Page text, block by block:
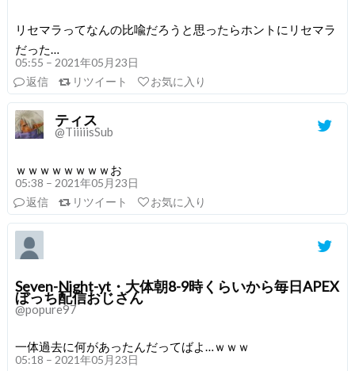
リセマラってなんの比喩だろうと思ったらホントにリセマラ
だった…
05:55 – 2021年05月23日
返信
リツイート お気に入り
ティス
@TiiiiisSub
ｗｗｗｗｗｗｗｗお
05:38 – 2021年05月23日
返信
リツイート お気に入り
Seven-Night-yt・大体朝8-9時くらいから毎日APEX
ぼっち配信おじさん
@popure97
一体過去に何があったんだってばよ…ｗｗｗ
05:18 – 2021年05月23日